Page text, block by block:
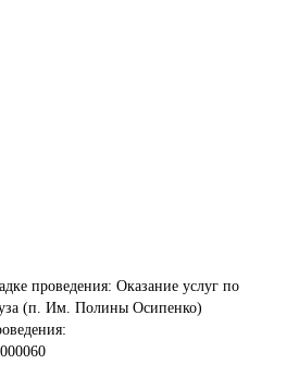
проведения: Оказание услуг по
(п. Им. Полины Осипенко)